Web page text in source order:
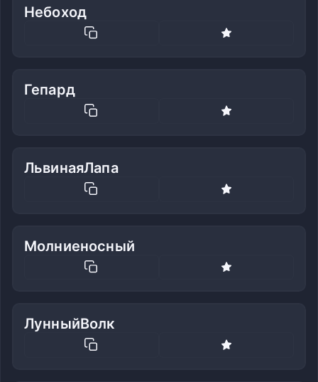
Небоход
Гепард
ЛьвинаяЛапа
Молниеносный
ЛунныйВолк